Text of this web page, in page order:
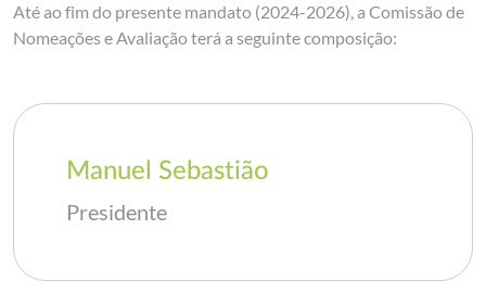
Até ao fim do presente mandato (2024-2026), a Comissão de
Nomeações e Avaliação terá a seguinte composição:
Manuel Sebastião
Presidente